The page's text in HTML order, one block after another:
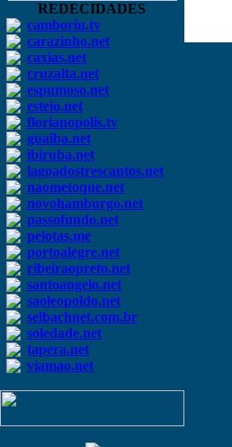
REDECIDADES
camboriu.tv
carazinho.net
caxias.net
cruzalta.net
espumoso.net
esteio.net
florianopolis.tv
guaiba.net
ibiruba.net
lagoadostrescantos.net
naometoque.net
novohamburgo.net
passofundo.net
pelotas.me
portoalegre.net
ribeiraopreto.net
santoangelo.net
saoleopoldo.net
selbachnet.com.br
soledade.net
tapera.net
viamao.net